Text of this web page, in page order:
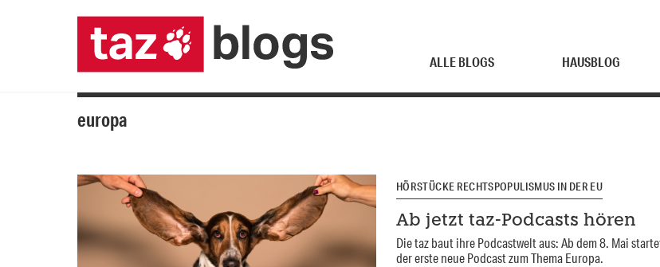
ALLE BLOGS HAUSBLOG
europa
HÖRSTÜCKE RECHTSPOPULISMUS IN DER EU
Ab jetzt taz-Podcasts hören
Die taz baut ihre Podcastwelt aus: Ab dem 8. Mai
der erste neue Podcast zum Thema Europa.